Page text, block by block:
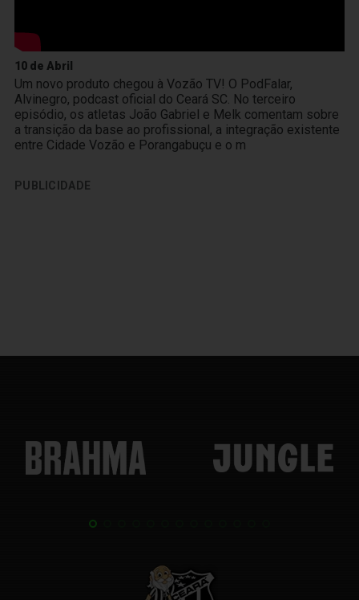
10 de Abril
Um novo produto chegou à Vozão TV! O PodFalar,
Alvinegro, podcast oficial do Ceará SC. No terceiro
episódio, os atletas João Gabriel e Melk comentam sobre
a transição da base ao profissional, a integração existente
entre Cidade Vozão e Porangabuçu e o m
PUBLICIDADE